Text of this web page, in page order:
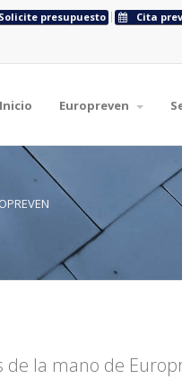
Solicite presupuesto Cita
Inicio Europreven
de la mano de